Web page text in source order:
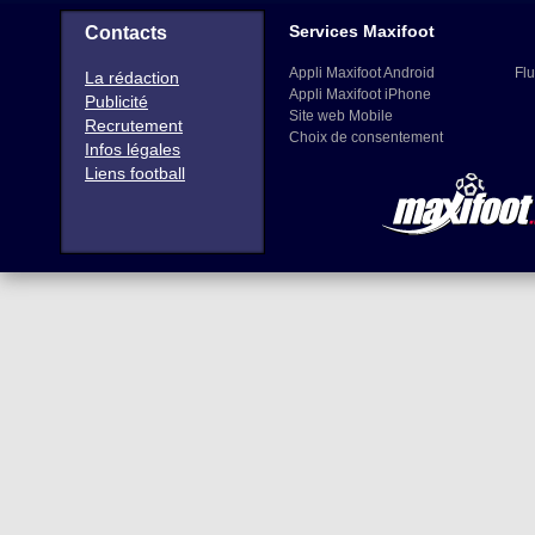
Contacts
La rédaction
Publicité
Recrutement
Infos légales
Liens football
Services Maxifoot
Appli Maxifoot Android
Appli Maxifoot iPhone
Site web Mobile
Choix de consentement